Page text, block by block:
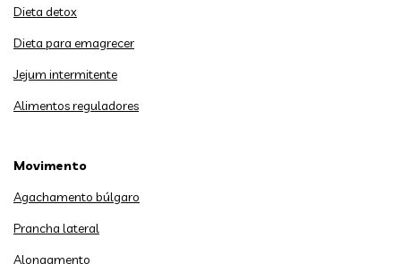
Dieta detox
Dieta para emagrecer
Jejum intermitente
Alimentos reguladores
Movimento
Agachamento búlgaro
Prancha lateral
Alongamento